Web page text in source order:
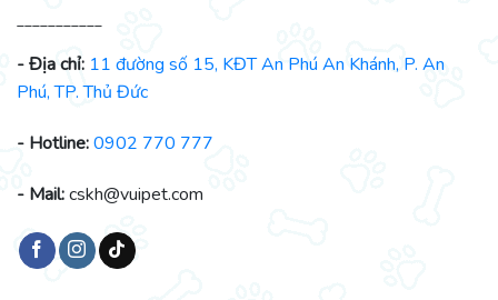
- Địa chỉ: 11 đường số 15, KĐT An Phú An Khánh, P. An
Phú, TP. Thủ Đức
- Hotline:0902 770 777
- Mail:cskh@vuipet.com